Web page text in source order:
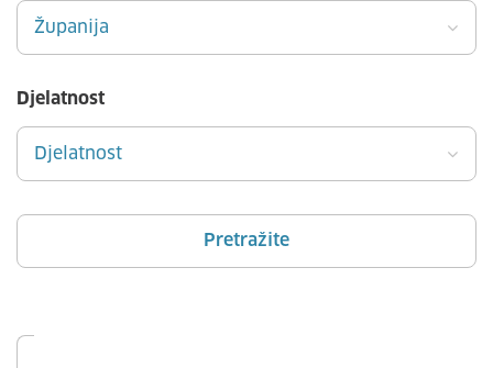
Županija
Djelatnost
Djelatnost